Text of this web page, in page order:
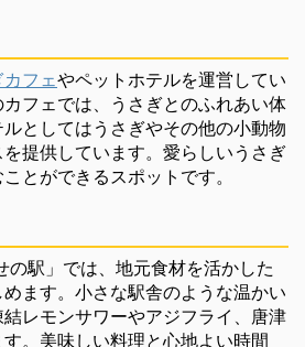
フェやペットホテルを運営してい
フェでは、うさぎとのふれあい体
としてはうさぎやその他の小動物
提供しています。愛らしいうさぎ
とができるスポットです。
の駅」では、地元食材を活かした
ます。小さな駅舎のような温かい
レモンサワーやアジフライ、唐津
。美味しい料理と心地よい時間